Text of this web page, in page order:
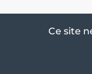
Ce site